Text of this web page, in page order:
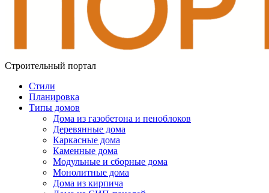
Строительный портал
Стили
Планировка
Типы домов
Дома из газобетона и пеноблоков
Деревянные дома
Каркасные дома
Каменные дома
Модульные и сборные дома
Монолитные дома
Дома из кирпича